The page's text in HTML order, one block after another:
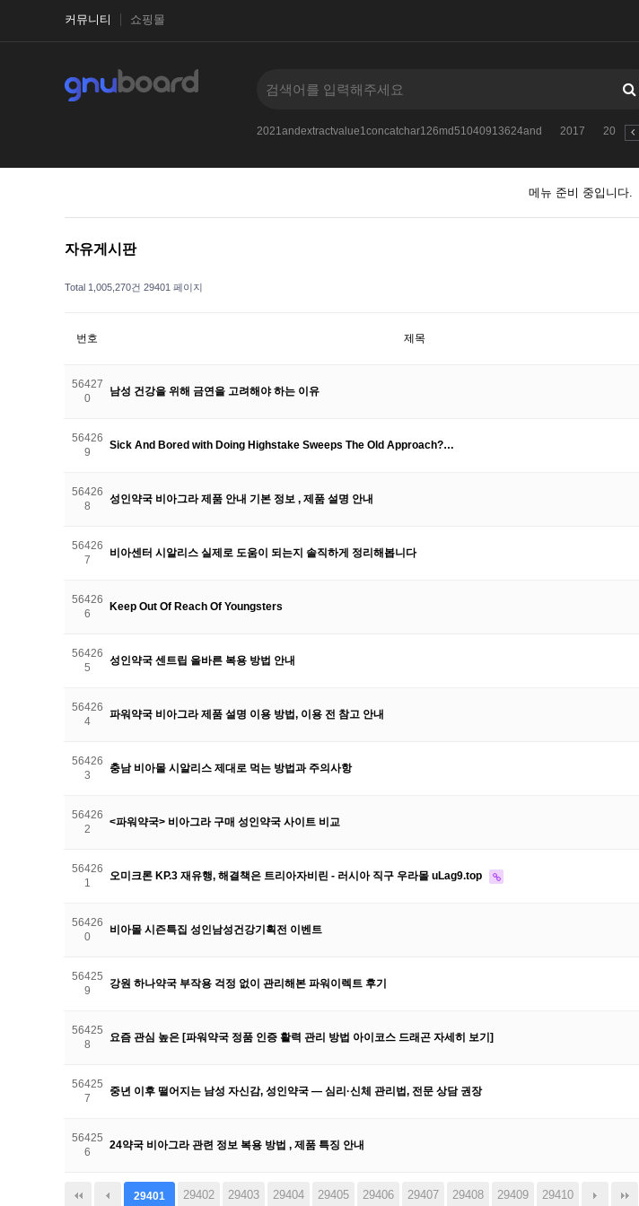
커뮤니티 쇼핑몰
2021andextractvalue1concatchar126md51040913624and 2017 2021
메뉴 준비 중입니다.
자유게시판
Total 1,005,270건 29401 페이지
번호 제목
56427
0
남성 건강을 위해 금연을 고려해야 하는 이유
56426
9
Sick And Bored with Doing Highstake Sweeps The Old Approach?…
56426
8
성인약국 비아그라 제품 안내 기본 정보 , 제품 설명 안내
56426
7
비아센터 시알리스 실제로 도움이 되는지 솔직하게 정리해봅니다
56426
6
Keep Out Of Reach Of Youngsters
56426
5
성인약국 센트립 올바른 복용 방법 안내
56426
4
파워약국 비아그라 제품 설명 이용 방법, 이용 전 참고 안내
56426
3
충남 비아몰 시알리스 제대로 먹는 방법과 주의사항
56426
2
<파워약국> 비아그라 구매 성인약국 사이트 비교
56426
1
오미크론 KP.3 재유행, 해결책은 트리아자비린 - 러시아 직구 우라몰 uLag9.top
56426
0
비아몰 시즌특집 성인남성건강기획전 이벤트
56425
9
강원 하나약국 부작용 걱정 없이 관리해본 파워이렉트 후기
56425
8
요즘 관심 높은 [파워약국 정품 인증 활력 관리 방법 아이코스 드래곤 자세히 보기]
56425
7
중년 이후 떨어지는 남성 자신감, 성인약국 — 심리·신체 관리법, 전문 상담 권장
56425
6
24약국 비아그라 관련 정보 복용 방법 , 제품 특징 안내
29401 29402 29403 29404 29405 29406 29407 29408 29409 29410
다음 맨끝